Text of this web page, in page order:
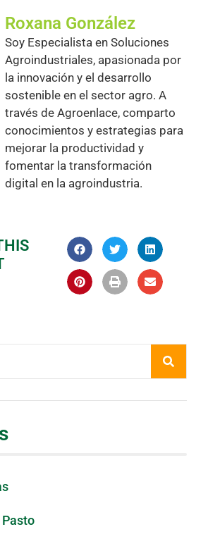
Roxana González
Soy Especialista en Soluciones
Agroindustriales, apasionada por
la innovación y el desarrollo
sostenible en el sector agro. A
través de Agroenlace, comparto
conocimientos y estrategias para
mejorar la productividad y
fomentar la transformación
digital en la agroindustria.